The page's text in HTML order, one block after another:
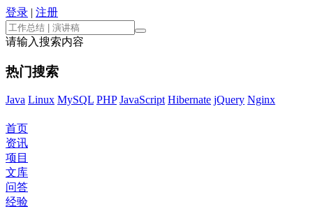
登录 | 注册
请输入搜索内容
热门搜索
Java Linux MySQL PHP JavaScript Hibernate jQuery Nginx
首页
资讯
项目
文库
问答
经验